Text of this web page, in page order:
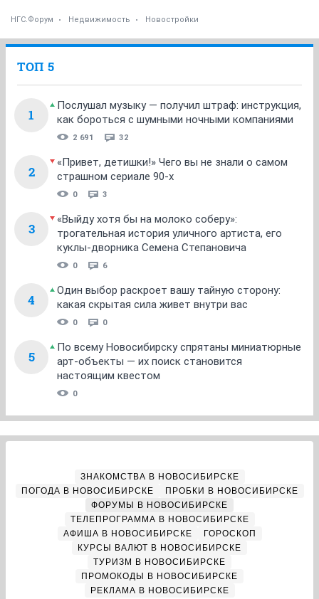
НГС.Форум Недвижимость Новостройки
ТОП 5
1
Послушал музыку — получил штраф: инструкция,
как бороться с шумными ночными компаниями
2 691 32
2
«Привет, детишки!» Чего вы не знали о самом
страшном сериале 90-х
0 3
3
«Выйду хотя бы на молоко соберу»:
трогательная история уличного артиста, его
куклы-дворника Семена Степановича
0 6
4
Один выбор раскроет вашу тайную сторону:
какая скрытая сила живет внутри вас
0 0
5
По всему Новосибирску спрятаны миниатюрные
арт-объекты — их поиск становится
настоящим квестом
0
ЗНАКОМСТВА В НОВОСИБИРСКЕ
ПОГОДА В НОВОСИБИРСКЕ
ПРОБКИ В НОВОСИБИРСКЕ
ФОРУМЫ В НОВОСИБИРСКЕ
ТЕЛЕПРОГРАММА В НОВОСИБИРСКЕ
АФИША В НОВОСИБИРСКЕ
ГОРОСКОП
КУРСЫ ВАЛЮТ В НОВОСИБИРСКЕ
ТУРИЗМ В НОВОСИБИРСКЕ
ПРОМОКОДЫ В НОВОСИБИРСКЕ
РЕКЛАМА В НОВОСИБИРСКЕ